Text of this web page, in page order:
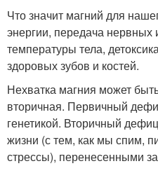
Что значит магний для
энергии, передача нервных
температуры тела,
здоровых зубов и костей.
Нехватка магния может
вторичная. Первичный
генетикой. Вторичный
жизни (с тем, как мы спим,
стрессы), перенесенными